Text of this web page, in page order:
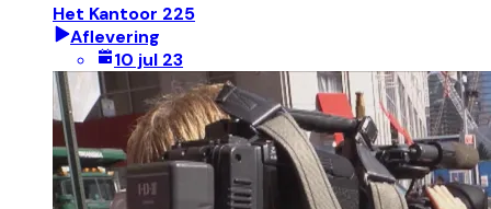
Het Kantoor 225
Aflevering
10 jul 23